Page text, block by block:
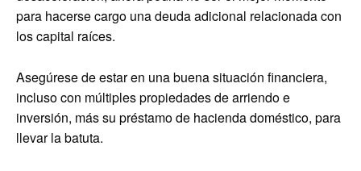
para hacerse cargo una deuda adicional relacionada con
los capital raíces.
Asegúrese de estar en una buena situación financiera,
incluso con múltiples propiedades de arriendo e
inversión, más su préstamo de hacienda doméstico, para
llevar la batuta.